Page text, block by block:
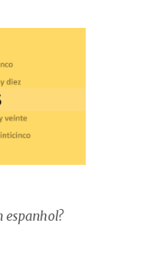
espanhol?